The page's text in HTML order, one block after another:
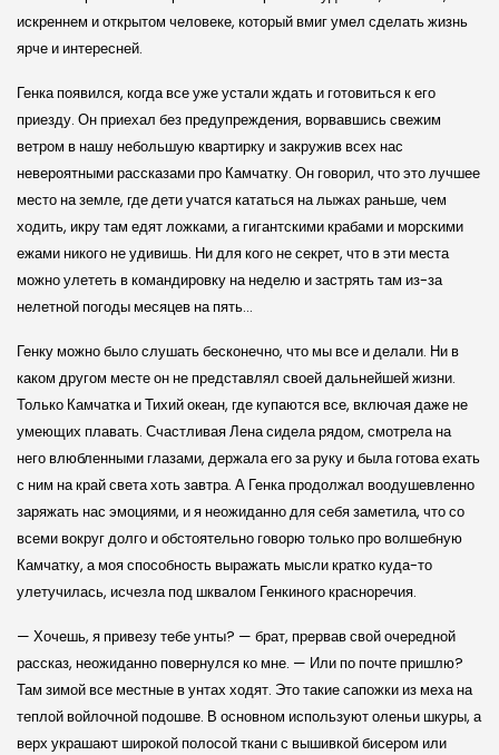
искреннем и открытом человеке, который вмиг умел сделать жизнь
ярче и интересней.
Генка появился, когда все уже устали ждать и готовиться к его
приезду. Он приехал без предупреждения, ворвавшись свежим
ветром в нашу небольшую квартирку и закружив всех нас
невероятными рассказами про Камчатку. Он говорил, что это лучшее
место на земле, где дети учатся кататься на лыжах раньше, чем
ходить, икру там едят ложками, а гигантскими крабами и морскими
ежами никого не удивишь. Ни для кого не секрет, что в эти места
можно улететь в командировку на неделю и застрять там из-за
нелетной погоды месяцев на пять…
Генку можно было слушать бесконечно, что мы все и делали. Ни в
каком другом месте он не представлял своей дальнейшей жизни.
Только Камчатка и Тихий океан, где купаются все, включая даже не
умеющих плавать. Счастливая Лена сидела рядом, смотрела на
него влюбленными глазами, держала его за руку и была готова ехать
с ним на край света хоть завтра. А Генка продолжал воодушевленно
заряжать нас эмоциями, и я неожиданно для себя заметила, что со
всеми вокруг долго и обстоятельно говорю только про волшебную
Камчатку, а моя способность выражать мысли кратко куда-то
улетучилась, исчезла под шквалом Генкиного красноречия.
— Хочешь, я привезу тебе унты? — брат, прервав свой очередной
рассказ, неожиданно повернулся ко мне. — Или по почте пришлю?
Там зимой все местные в унтах ходят. Это такие сапожки из меха на
теплой войлочной подошве. В основном используют оленьи шкуры, а
верх украшают широкой полосой ткани с вышивкой бисером или